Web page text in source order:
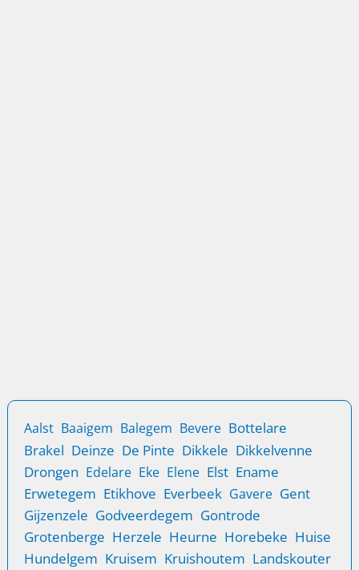
Aalst Baaigem Balegem Bevere Bottelare
Brakel Deinze De Pinte Dikkele Dikkelvenne
Drongen Edelare Eke Elene Elst Ename
Erwetegem Etikhove Everbeek Gavere Gent
Gijzenzele Godveerdegem Gontrode
Grotenberge Herzele Heurne Horebeke Huise
Hundelgem Kruisem Kruishoutem Landskouter